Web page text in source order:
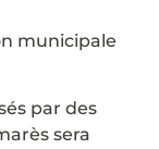
municipale
par des
sera